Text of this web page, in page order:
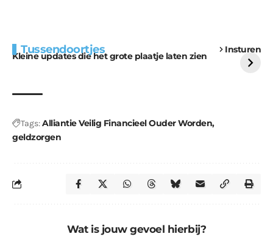
Tussendoortjes Insturen
Kleine updates die het grote plaatje laten zien
voor kabouters
uitdaging
Tags:Alliantie Veilig Financieel Ouder Worden
geldzorgen
Wat is jouw gevoel hierbij?